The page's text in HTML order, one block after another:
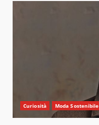
Curiosità Moda Sostenibile